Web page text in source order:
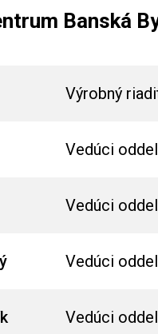
Banská
Výrobný
Vedúci
Vedúci
Vedúci
Vedúci